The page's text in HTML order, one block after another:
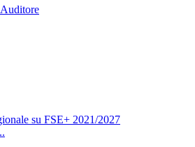
su FSE+ 2021/2027